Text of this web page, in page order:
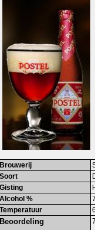
Brouwerij
Soort
Gisting
Alcohol %
7
Temperatuur
Beoordeling